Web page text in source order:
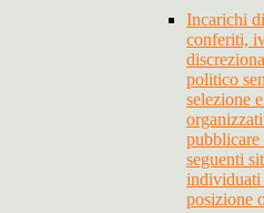
Incarichi
conferiti,
politico
selezione
pubblicare
seguenti
individuati
posizione